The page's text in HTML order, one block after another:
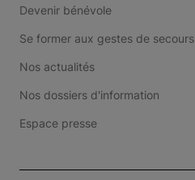
Devenir bénévole
Se former aux gestes de secours
Nos actualités
Nos dossiers d'information
Espace presse